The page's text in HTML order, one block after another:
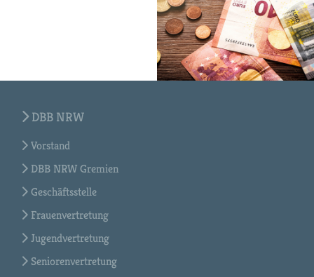
DBB NRW
Vorstand
DBB NRW Gremien
Geschäftsstelle
Frauenvertretung
Jugendvertretung
Seniorenvertretung